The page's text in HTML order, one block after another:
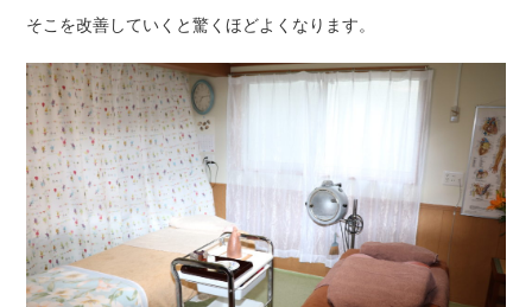
そこを改善していくと驚くほどよくなります。